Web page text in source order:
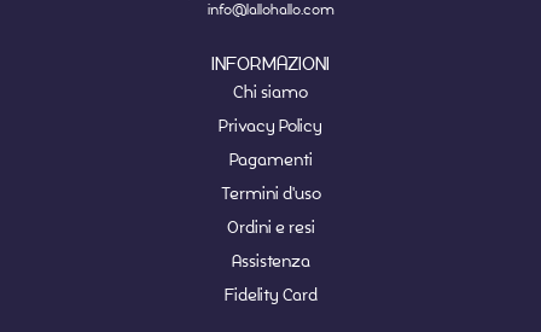
info@lallohallo.com
INFORMAZIONI
Chi siamo
Privacy Policy
Pagamenti
Termini d'uso
Ordini e resi
Assistenza
Fidelity Card